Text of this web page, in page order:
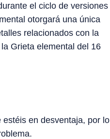
el ciclo de versiones
otorgará una única
relacionados con la
Grieta elemental del 16
en desventaja, por lo